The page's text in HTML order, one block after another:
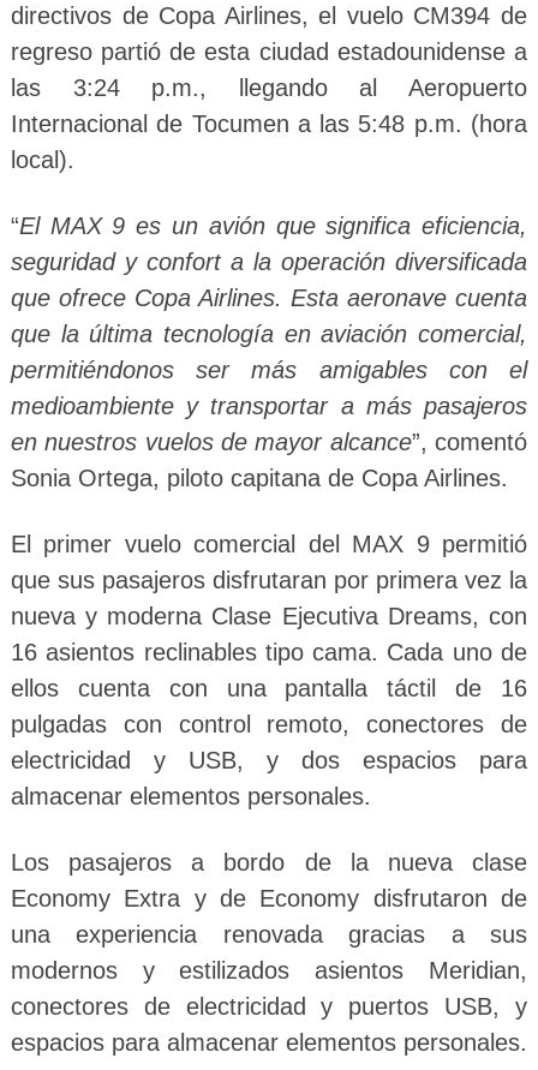
directivos de Copa Airlines, el vuelo CM394 de
regreso partió de esta ciudad estadounidense a
las 3:24 p.m., llegando al Aeropuerto
Internacional de Tocumen a las 5:48 p.m. (hora
local).
“El MAX 9 es un avión que significa eficiencia,
seguridad y confort a la operación diversificada
que ofrece Copa Airlines. Esta aeronave cuenta
que la última tecnología en aviación comercial,
permitiéndonos ser más amigables con el
medioambiente y transportar a más pasajeros
en nuestros vuelos de mayor alcance”, comentó
Sonia Ortega, piloto capitana de Copa Airlines.
El primer vuelo comercial del MAX 9 permitió
que sus pasajeros disfrutaran por primera vez la
nueva y moderna Clase Ejecutiva Dreams, con
16 asientos reclinables tipo cama. Cada uno de
ellos cuenta con una pantalla táctil de 16
pulgadas con control remoto, conectores de
electricidad y USB, y dos espacios para
almacenar elementos personales.
Los pasajeros a bordo de la nueva clase
Economy Extra y de Economy disfrutaron de
una experiencia renovada gracias a sus
modernos y estilizados asientos Meridian,
conectores de electricidad y puertos USB, y
espacios para almacenar elementos personales.